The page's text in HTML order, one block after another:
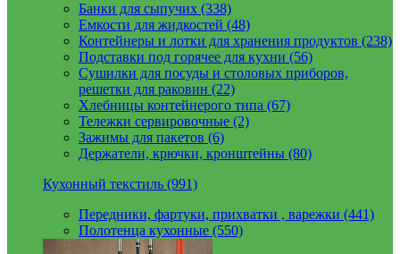
Банки для сыпучих (338)
Емкости для жидкостей (48)
Контейнеры и лотки для хранения продуктов (238)
Подставки под горячее для кухни (56)
Сушилки для посуды и столовых приборов,
решетки для раковин (22)
Хлебницы контейнерого типа (67)
Тележки сервировочные (2)
Зажимы для пакетов (6)
Держатели, крючки, кронштейны (80)
Кухонный текстиль (991)
Передники, фартуки, прихватки , варежки (441)
Полотенца кухонные (550)